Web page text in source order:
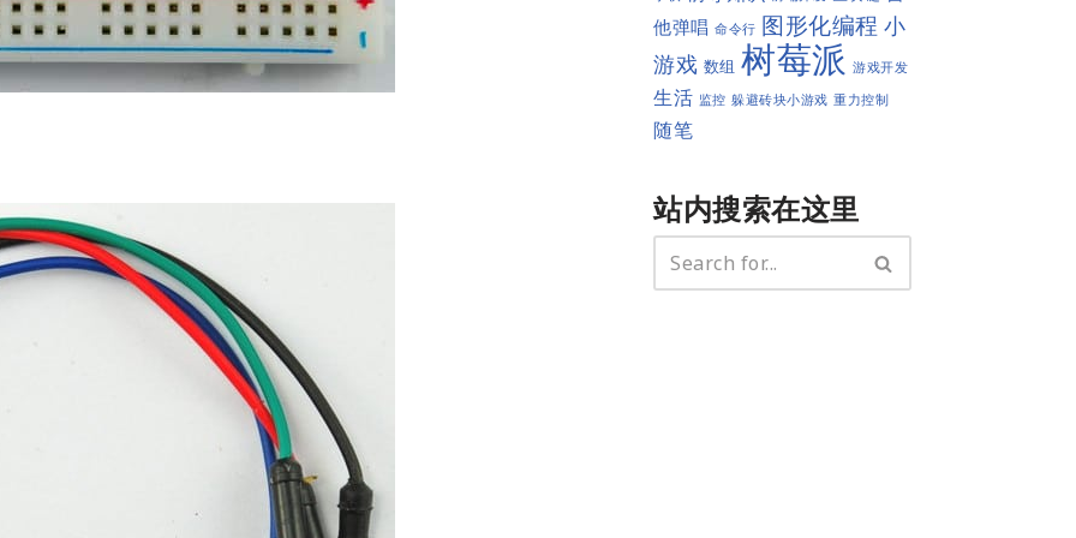
他弹唱 命令行 图形化编程 小
游戏 数组 树莓派 游戏开发
生活 监控 躲避砖块小游戏 重力控制
随笔
站内搜索在这里